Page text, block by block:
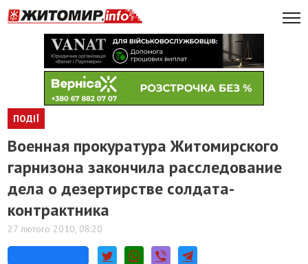
ПОДІЇ
Военная прокуратура Житомирского
гарнизона закончила расследование
дела о дезертирстве солдата-
контрактника
27 лютого 2010, 08:20